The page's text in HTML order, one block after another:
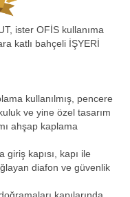
ister OFİS kullanıma
katlı bahçeli İŞYERİ
kullanılmış, pencere
ve yine özel tasarım
ahşap kaplama
kapısı, kapı ile
diafon ve güvenlik